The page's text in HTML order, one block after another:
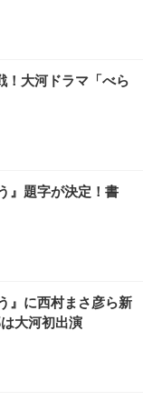
！大河ドラマ「べら
』題字が決定！書
』に西村まさ彦ら新
大河初出演